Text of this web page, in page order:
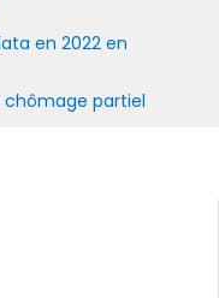
en 2022 en
chômage partiel